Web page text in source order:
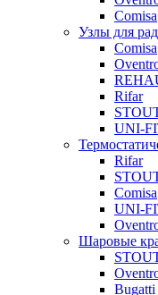
Comisa
Узлы для
Comisa
Rifar
UNI-
Rifar
Comisa
UNI-
Шаровые
Bugatti